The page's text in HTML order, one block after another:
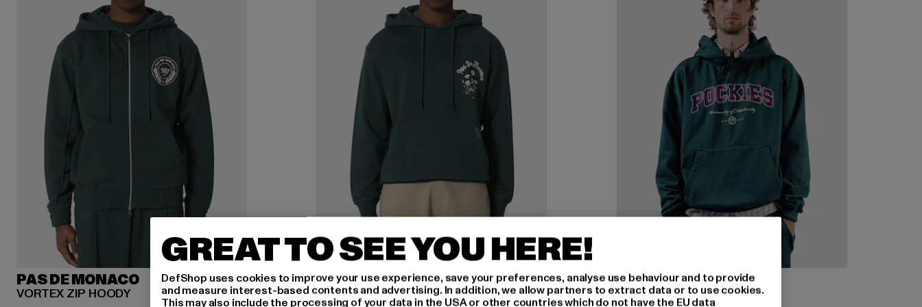
PAS DE MONACO
VORTEX ZIP HOODY
PAS DE MONACO
FLEUR DE ROUTE HOODY
POCKIES
UM Hoodie
GREAT TO SEE YOU HERE!
DefShop uses cookies to improve your use experience, save your preferences, analyse use behaviour and to provide
and measure interest-based contents and advertising. In addition, we allow partners to extract data or to use cookies.
This may also include the processing of your data in the USA or other countries which do not have the EU data